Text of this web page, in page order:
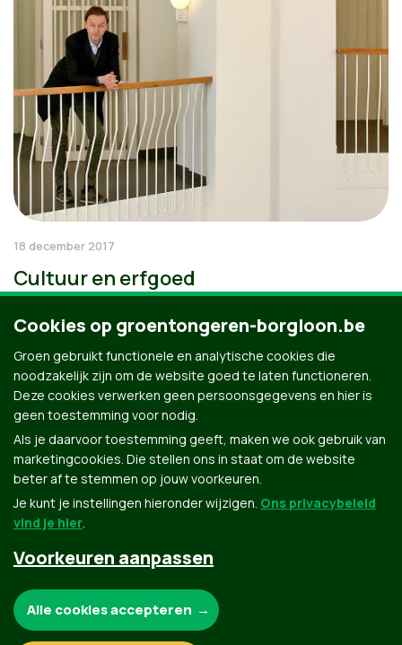
18 december 2017
Cultuur en erfgoed
Groen.be
Contact Privacybeleid
Cookies op groentongeren-borgloon.be
Groen gebruikt functionele en analytische cookies die
noodzakelijk zijn om de website goed te laten functioneren.
Deze cookies verwerken geen persoonsgegevens en hier is
geen toestemming voor nodig.
Als je daarvoor toestemming geeft, maken we ook gebruik van
marketingcookies. Die stellen ons in staat om de website
beter af te stemmen op jouw voorkeuren.
Je kunt je instellingen hieronder wijzigen. Ons privacybeleid
vind je hier.
Voorkeuren aanpassen
Alle cookies accepteren